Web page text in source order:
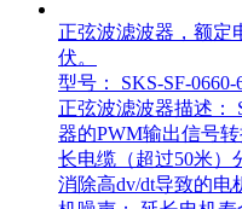
正弦波滤波器，额定
伏。
型号： SKS-SF-0660-
正弦波滤波器描述：
器的PWM输出信号
长电缆（超过50米）
消除高dv/dt导致的电